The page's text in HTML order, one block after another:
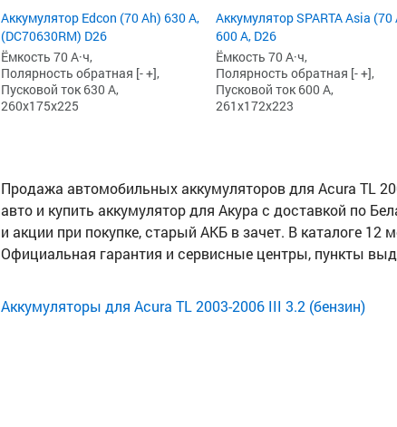
Аккумулятор Edcon (70 Ah) 630 А,
(DC70630RM) D26
Ёмкость 70 А·ч,
Полярность обратная [- +],
Пусковой ток 630 А,
260x175x225
Аккумулятор SPARTA Asia (70
600 А, D26
Ёмкость 70 А·ч,
Полярность обратная [- +],
Пусковой ток 600 А,
261x172x223
Продажа автомобильных аккумуляторов для Acura TL
авто и купить аккумулятор для Акура с доставкой по
и акции при покупке, старый АКБ в зачет. В каталоге
Официальная гарантия и сервисные центры, пункты
Аккумуляторы для Acura TL 2003-2006 III 3.2 (бензин)